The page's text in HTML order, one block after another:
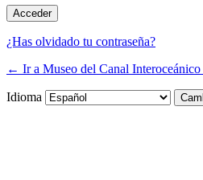
¿Has olvidado tu contraseña?
← Ir a Museo del Canal Interoceánico
Idioma